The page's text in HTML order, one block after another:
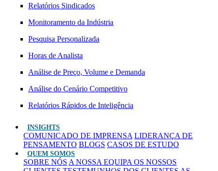
Relatórios Sindicados
Monitoramento da Indústria
Pesquisa Personalizada
Horas de Analista
Análise de Preço, Volume e Demanda
Análise do Cenário Competitivo
Relatórios Rápidos de Inteligência
INSIGHTS
COMUNICADO DE IMPRENSA LIDERANÇA DE
PENSAMENTO BLOGS CASOS DE ESTUDO
QUEM SOMOS
SOBRE NÓS A NOSSA EQUIPA OS NOSSOS